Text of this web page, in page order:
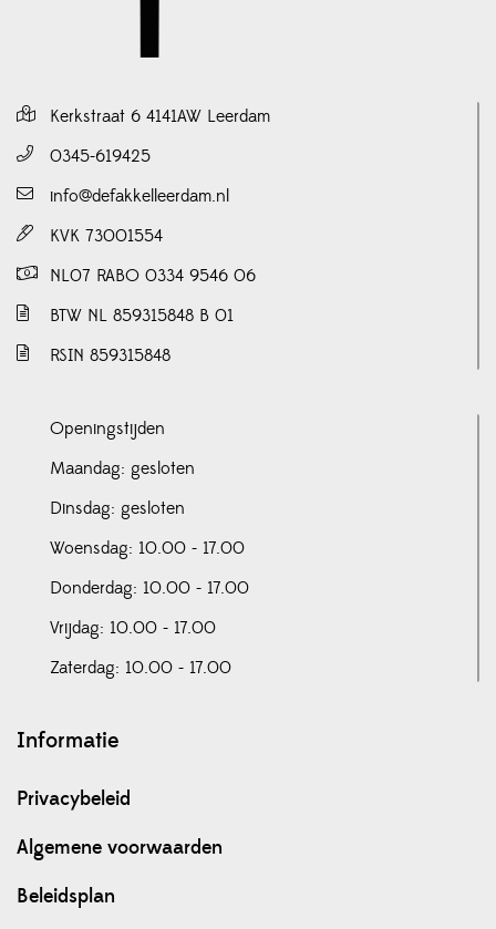
Kerkstraat 6 4141AW Leerdam
0345-619425
info@defakkelleerdam.nl
KVK 73001554
NL07 RABO 0334 9546 06
BTW NL 859315848 B 01
RSIN 859315848
Openingstijden
Maandag: gesloten
Dinsdag: gesloten
Woensdag: 10.00 - 17.00
Donderdag: 10.00 - 17.00
Vrijdag: 10.00 - 17.00
Zaterdag: 10.00 - 17.00
Informatie
Privacybeleid
Algemene voorwaarden
Beleidsplan